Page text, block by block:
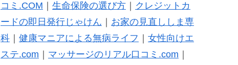
コミ.COM
生命保険の選び方｜
クレジットカ
ードの即日発行じゃけん
お家の見直ししま専
科｜ 健康マニアによる無病ライフ
女性向けエ
ステ.com
マッサージのリアル口コミ.com